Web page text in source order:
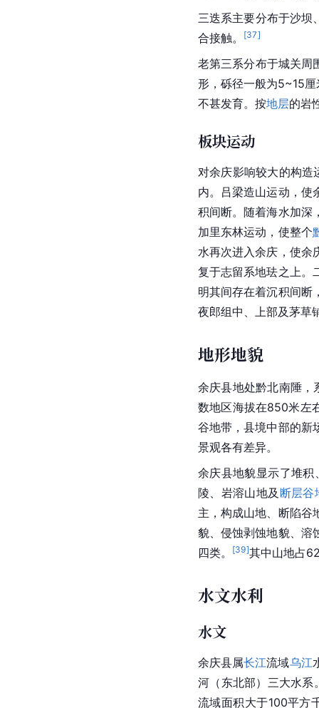
三迭系主要分布于沙坝
合接触。
[37]
老第三系分布于城关周
形，砾径一般为5~15
不甚发育。按地层的岩
板块运动
对余庆影响较大的构造
内。吕梁造山运动，使
积间断。随着海水加深
加里东林运动，使整个
水再次进入余庆，使余
复于志留系地珐之上。
明其间存在着沉积间断
夜郎组中、上部及茅草
地形地貌
余庆县地处黔北南陲，
数地区海拔在850米左
谷地带，县境中部的新
景观各有差异。
余庆县地貌显示了堆
陵、岩溶山地及 断层谷
主，构成山地、断陷谷
貌、侵蚀剥蚀地貌、溶
四类。
[39]其中山地占
水文水利
水文
余庆县属长江流域乌江
河（东北部）三大水系
流域面积大于100平方